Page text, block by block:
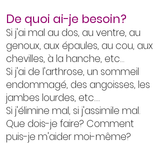
De quoi ai-je besoin?
Si j'ai mal au dos, au ventre, au
genoux, aux épaules, au cou, aux
chevilles, à la hanche, etc...
Si j'ai de l'arthrose, un sommeil
endommagé, des angoisses, les
jambes lourdes, etc....
Si j'élimine mal, si j'assimile mal.
Que dois-je faire? Comment
puis-je m'aider moi-même?